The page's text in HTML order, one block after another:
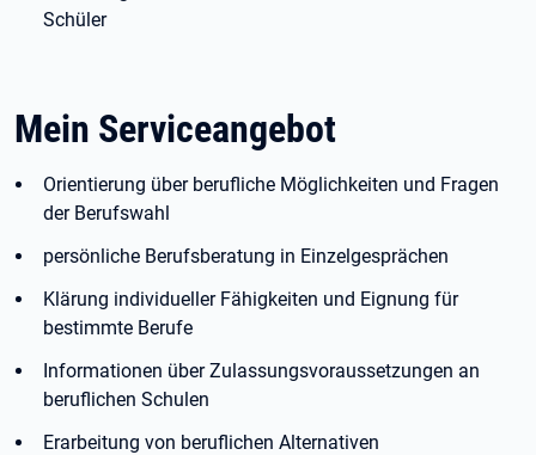
Schüler
Mein Serviceangebot
Orientierung über berufliche Möglichkeiten und Fragen
der Berufswahl
persönliche Berufsberatung in Einzelgesprächen
Klärung individueller Fähigkeiten und Eignung für
bestimmte Berufe
Informationen über Zulassungsvoraussetzungen an
beruflichen Schulen
Erarbeitung von beruflichen Alternativen